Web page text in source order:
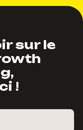
sur le
!